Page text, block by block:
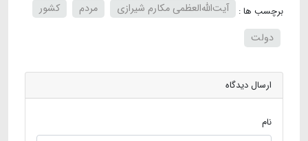
برچسب ها : آیت‌الله‌العظمی مکارم شیرازی مردم
کشور
دولت
ارسال دیدگاه
نام